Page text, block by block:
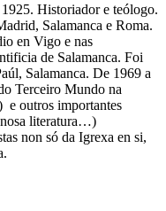
Historiador e teólogo.
Salamanca e Roma.
en Vigo e nas
de Salamanca. Foi
Salamanca. De 1969 a
Terceiro Mundo na
e outros importantes
nosa literatura…)
non só da Igrexa en si,